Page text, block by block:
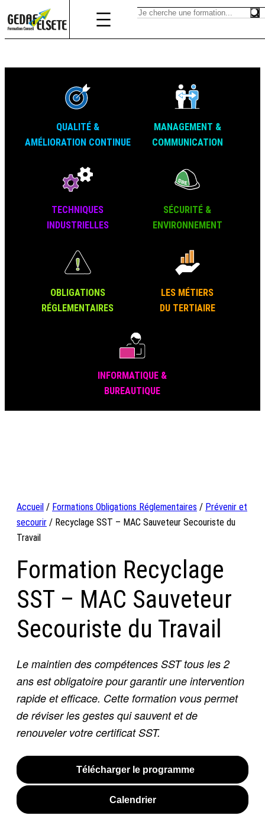
QUALITÉ &
AMÉLIORATION CONTINUE
MANAGEMENT &
COMMUNICATION
TECHNIQUES
INDUSTRIELLES
SÉCURITÉ &
ENVIRONNEMENT
OBLIGATIONS
RÉGLEMENTAIRES
LES MÉTIERS
DU TERTIAIRE
INFORMATIQUE &
BUREAUTIQUE
Accueil / Formations Obligations Réglementaires / Prévenir et
secourir / Recyclage SST – MAC Sauveteur Secouriste du
Travail
Formation Recyclage
SST – MAC Sauveteur
Secouriste du Travail
Le maintien des compétences SST tous les 2
ans est obligatoire pour garantir une intervention
rapide et efficace. Cette formation vous permet
de réviser les gestes qui sauvent et de
renouveler votre certificat SST.
Télécharger le programme
Calendrier